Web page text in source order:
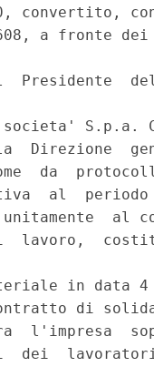
convertito,
608, a fronte
Presidente
S.p.a.
Direzione
da
al
unitamente
lavoro,
in data
di
l'impresa
dei